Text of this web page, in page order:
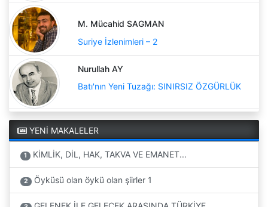
M. Mücahid SAGMAN
Suriye İzlenimleri – 2
Nurullah AY
Batı'nın Yeni Tuzağı: SINIRSIZ ÖZGÜRLÜK
YENİ MAKALELER
1 KİMLİK, DİL, HAK, TAKVA VE EMANET...
2 Öyküsü olan öykü olan şiirler 1